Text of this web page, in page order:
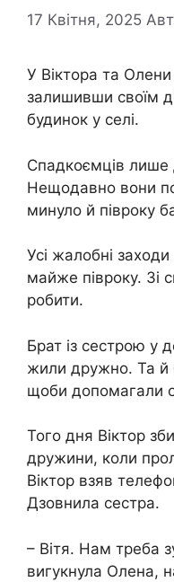
17 Квітня, 2025
У Віктора та
залишивши своїм
будинок у селі.
Спадкоємців лише
Нещодавно вони
минуло й півроку
Усі жалобні
майже півроку.
робити.
Брат із сестрою у
жили дружно. Та й
щоби допомагали
Того дня Віктор
дружини, коли
Віктор взяв
Дзовнила сестра.
– Вітя. Нам треба
вигукнула Олена,